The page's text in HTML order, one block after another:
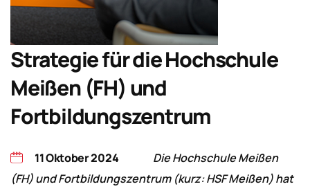
Strategie für die Hochschule
Meißen (FH) und
Fortbildungszentrum
11 Oktober 2024
Die Hochschule Meißen
(FH) und Fortbildungszentrum (kurz: HSF Meißen) hat